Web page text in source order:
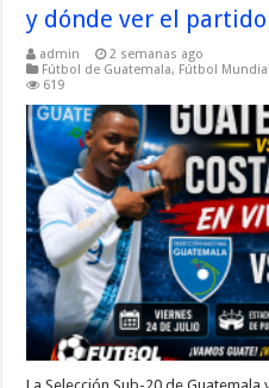
y dónde ver el partido
admin
2 semanas ago
Fútbol de Guatemala, Fútbol
619